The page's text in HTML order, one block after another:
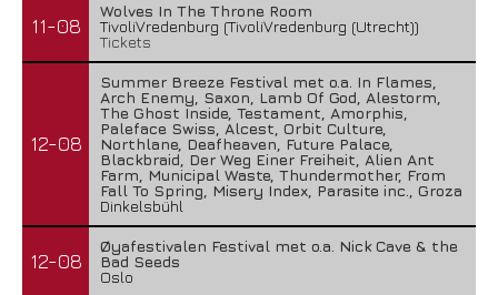
11-08
Wolves In The Throne Room
TivoliVredenburg (TivoliVredenburg (Utrecht))
Tickets
12-08
Summer Breeze Festival met o.a. In Flames,
Arch Enemy, Saxon, Lamb Of God, Alestorm,
The Ghost Inside, Testament, Amorphis,
Paleface Swiss, Alcest, Orbit Culture,
Northlane, Deafheaven, Future Palace,
Blackbraid, Der Weg Einer Freiheit, Alien Ant
Farm, Municipal Waste, Thundermother, From
Fall To Spring, Misery Index, Parasite inc., Groza
Dinkelsbühl
12-08
Øyafestivalen Festival met o.a. Nick Cave & the
Bad Seeds
Oslo